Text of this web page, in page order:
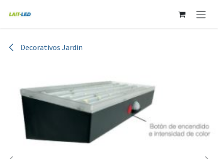
Decorativos Jardin